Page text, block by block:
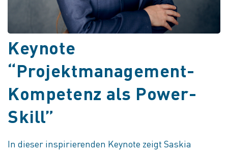
Keynote
“Projektmanagement-
Kompetenz als Power-
Skill”
In dieser inspirierenden Keynote zeigt Saskia